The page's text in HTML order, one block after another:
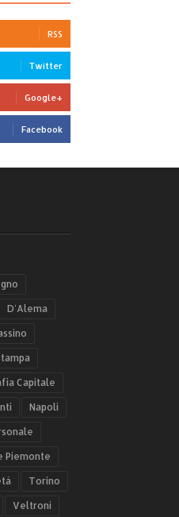
RSS
Twitter
Google+
Facebook
D'Alema
Capitale
Napoli
Piemonte
Torino
Veltroni